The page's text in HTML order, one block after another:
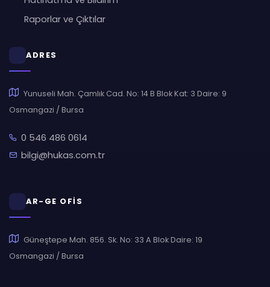
Raporlar ve Çıktılar
ADRES
Yunuseli Mah. Çamlık Cad. No: 14 B Blok Kat: 3 Daire: 9
Osmangazi / Bursa
0 546 486 0614
bilgi@hukas.com.tr
AR-GE OFİS
Güneştepe Mah. 856. Sk. No: 33 A Blok Daire: 19
Osmangazi / Bursa